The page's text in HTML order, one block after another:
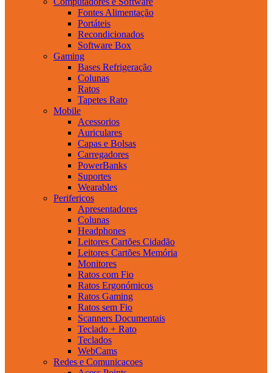
Fontes Alimentação
Portáteis
Recondicionados
Software Box
Gaming
Bases Refrigeração
Colunas
Ratos
Tapetes Rato
Mobile
Acessorios
Auriculares
Capas e Bolsas
Carregadores
PowerBanks
Suportes
Wearables
Perifericos
Apresentadores
Colunas
Headphones
Leitores Cartões Cidadão
Leitores Cartões Memória
Monitores
Ratos com Fio
Ratos Ergonómicos
Ratos Gaming
Ratos sem Fio
Scanners Documentais
Teclado + Rato
Teclados
WebCams
Redes e Comunicacoes